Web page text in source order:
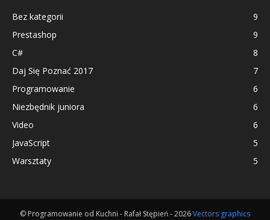
Bez kategorii
9
Prestashop
9
C#
8
Daj Się Poznać 2017
7
Programowanie
6
Niezbędnik juniora
6
Video
6
JavaScript
5
Warsztaty
5
© Programowanie od Kuchni - Rafał Stępień - 2026Vectors graphics